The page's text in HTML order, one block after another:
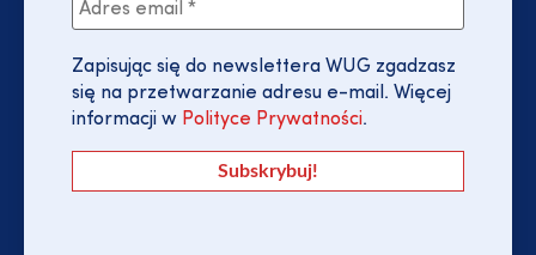
Zapisując się do newslettera WUG zgadzasz
się na przetwarzanie adresu e-mail. Więcej
informacji w Polityce Prywatności.